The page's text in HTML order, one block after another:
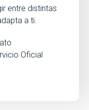
entre distintas
a ti.
Oficial